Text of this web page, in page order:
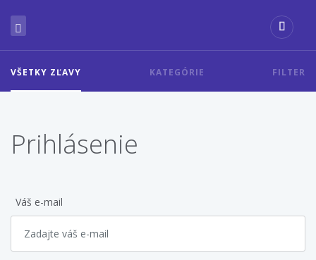
VŠETKY ZĽAVY KATEGÓRIE FILTER
Prihlásenie
Váš e-mail